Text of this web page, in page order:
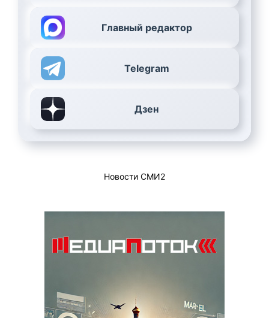
Главный редактор
Telegram
Дзен
Новости СМИ2